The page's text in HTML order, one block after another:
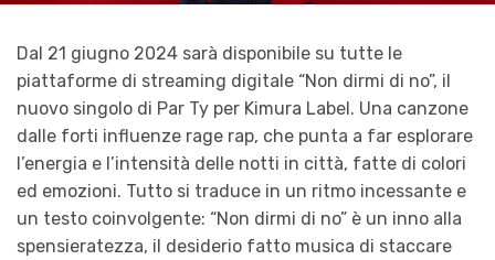
Dal 21 giugno 2024 sarà disponibile su tutte le
piattaforme di streaming digitale “Non dirmi di no”, il
nuovo singolo di Par Ty per Kimura Label. Una canzone
dalle forti influenze rage rap, che punta a far esplorare
l’energia e l’intensità delle notti in città, fatte di colori
ed emozioni. Tutto si traduce in un ritmo incessante e
un testo coinvolgente: “Non dirmi di no” è un inno alla
spensieratezza, il desiderio fatto musica di staccare